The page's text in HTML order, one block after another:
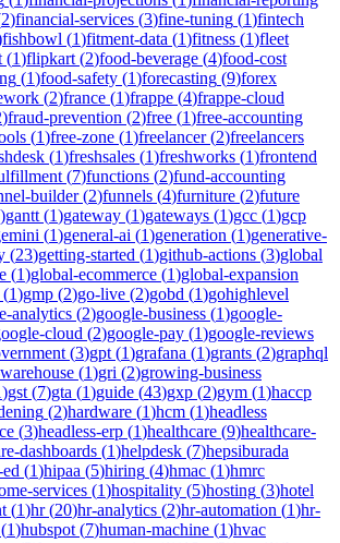
2)financial-services (3)fine-tuning (1)fintech
fishbowl (1)fitment-data (1)fitness (1)fleet
(1)flipkart (2)food-beverage (4)food-cost
(1)food-safety (1)forecasting (9)forex
(2)france (1)frappe (4)frappe-cloud
)fraud-prevention (2)free (1)free-accounting
(1)free-zone (1)freelancer(2)freelancers
(1)freshsales (1)freshworks (1)frontend
(7)functions (2)fund-accounting
builder(2)funnels (4)furniture (2)future
)gantt (1)gateway (1)gateways (1)gcc (1)gcp
(1)general-ai (1)generation (1)generative-
(23)getting-started (1)github-actions (3)global
(1)global-ecommerce (1)global-expansion
(1)gmp (2)go-live (2)gobd (1)gohighlevel
analytics (2)google-business (1)google-
cloud (2)google-pay (1)google-reviews
(3)gpt (1)grafana (1)grants (2)graphql
(1)gri (2)growing-business
)gst (7)gta (1)guide (43)gxp (2)gym (1)haccp
(2)hardware (1)hcm (1)headless
(3)headless-erp (1)healthcare (9)healthcare-
dashboards (1)helpdesk (7)hepsiburada
(1)hipaa (5)hiring (4)hmac (1)hmrc
services (1)hospitality (5)hosting (3)hotel
(1)hr(20)hr-analytics (2)hr-automation (1)hr-
(1)hubspot (7)human-machine (1)hvac